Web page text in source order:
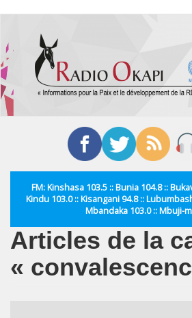
contenu
principal
FM: Kinshasa 103.5 :: Bunia 104.8 ::
Kindu 103.0 :: Kisangani 94.8 ::
Mbandaka 103.0 :: Mbuji-
Articles de la
«